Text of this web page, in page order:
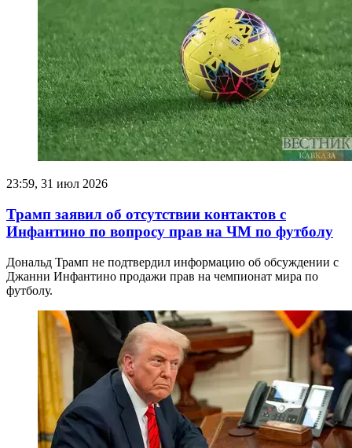
23:59, 31 июл 2026
Трамп заявил об отсутствии контактов с
Инфантино по вопросу прав на ЧМ по футболу
Дональд Трамп не подтвердил информацию об обсуждении с
Джанни Инфантино продажи прав на чемпионат мира по
футболу.